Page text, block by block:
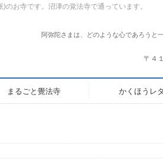
寺です。沼津の覚法寺で通っています。
阿弥陀さまは、どのような心であろうと
〒４
まるごと覺法寺 かくほうレ